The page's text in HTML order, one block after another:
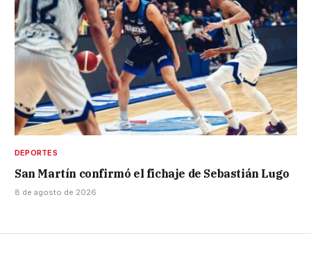
DEPORTES
San Martín confirmó el fichaje de Sebastián Lugo
8 de agosto de 2026